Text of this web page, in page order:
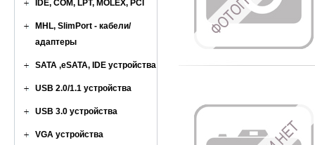
IDE, COM, LPT, MOLEX, PCI
MHL, SlimPort - кабели/
адаптеры
SATA ,eSATA, IDE устройства
USB 2.0/1.1 устройства
USB 3.0 устройства
VGA устройства